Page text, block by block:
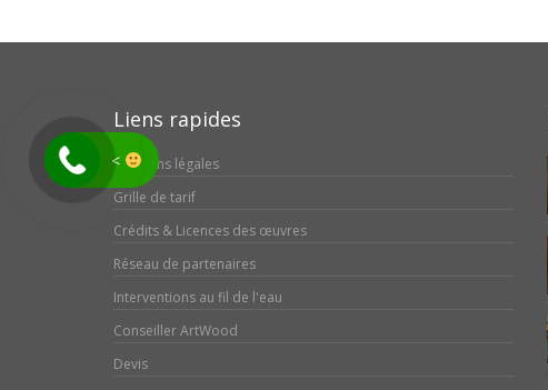
Liens rapides
Mentions légales
Grille de tarif
Crédits & Licences des œuvres
Réseau de partenaires
Interventions au fil de l'eau
Conseiller ArtWood
Devis
<